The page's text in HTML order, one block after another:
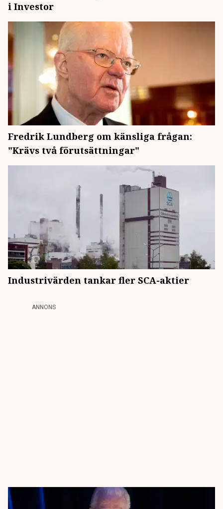
i Investor
Fredrik Lundberg om känsliga frågan:
"Krävs två förutsättningar"
Industrivärden tankar fler SCA-aktier
ANNONS